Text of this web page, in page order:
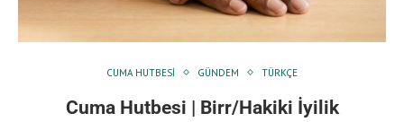
CUMA HUTBESI GÜNDEM TÜRKÇE
Cuma Hutbesi | Birr/Hakiki İyilik